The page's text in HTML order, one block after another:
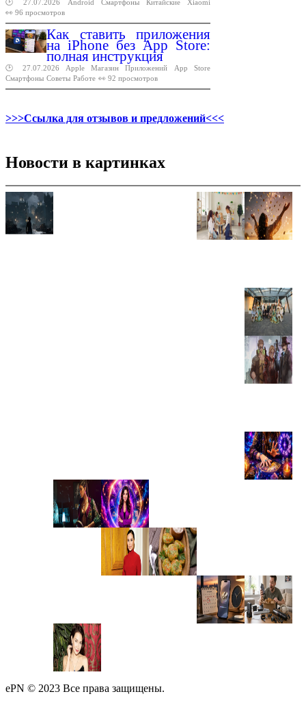
🕑 27.07.2026 Android Смартфоны Китайские
Xiaomi
👀 96 просмотров
Как ставить приложения
на iPhone без App Store:
полная инструкция
🕑 27.07.2026 Apple Магазин Приложений App
Store
Смартфоны Советы Работе 👀 92 просмотров
>>>Ссылка для отзывов и предложений<<<
Новости в картинках
ePN © 2023 Все права защищены.